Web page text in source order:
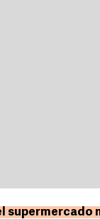
supermercado